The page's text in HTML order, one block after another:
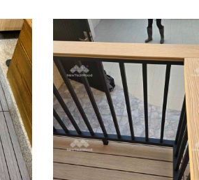
價值選擇｜美新
塑木
戶外地板 / 景觀家具 陽台露台